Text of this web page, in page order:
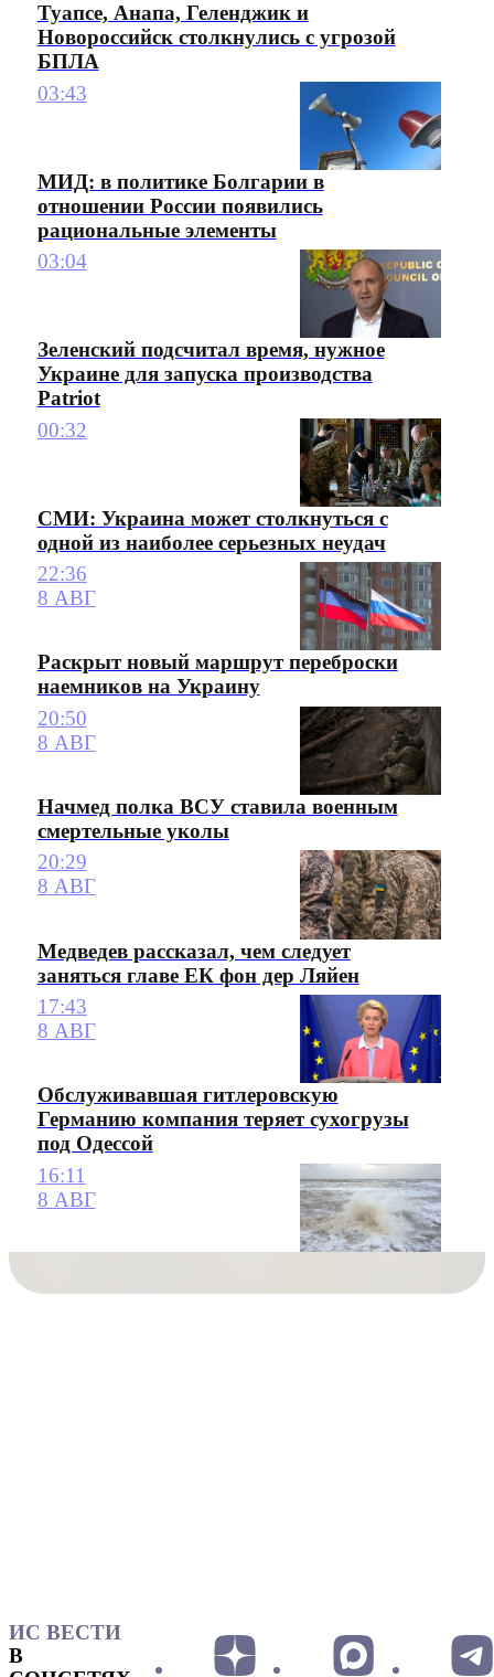
Туапсе, Анапа, Геленджик и
Новороссийск столкнулись с угрозой
БПЛА
03:43
МИД: в политике Болгарии в
отношении России появились
рациональные элементы
03:04
Зеленский подсчитал время, нужное
Украине для запуска производства
Patriot
00:32
СМИ: Украина может столкнуться с
одной из наиболее серьезных неудач
22:36
8 АВГ
Раскрыт новый маршрут переброски
наемников на Украину
20:50
8 АВГ
Начмед полка ВСУ ставила военным
смертельные уколы
20:29
8 АВГ
Медведев рассказал, чем следует
заняться главе ЕК фон дер Ляйен
17:43
8 АВГ
Обслуживавшая гитлеровскую
Германию компания теряет сухогрузы
под Одессой
16:11
8 АВГ
ИС ВЕСТИ
В